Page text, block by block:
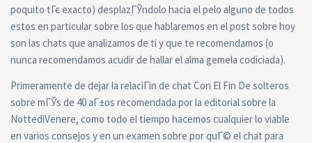
poquito tГє exacto) desplazГЎndolo hacia el pelo alguno de todos
estos en particular sobre los que hablaremos en el post sobre hoy
son las chats que analizamos de ti y que te recomendamos (o
nunca recomendamos acudir de hallar el alma gemela codiciada).
Primeramente de dejar la relaciГіn de chat Con El Fin De solteros
sobre mГЎs de 40 aГ±os recomendada por la editorial sobre la
NottediVenere, como todo el tiempo hacemos cualquier lo viable
en varios consejos y en un examen sobre por quГ© el chat para